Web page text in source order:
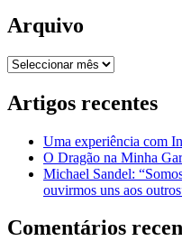
Arquivo
Arquivo
Artigos recentes
Uma experiência com
O Dragão na Minha
Michael Sandel:
ouvirmos uns aos
Comentários